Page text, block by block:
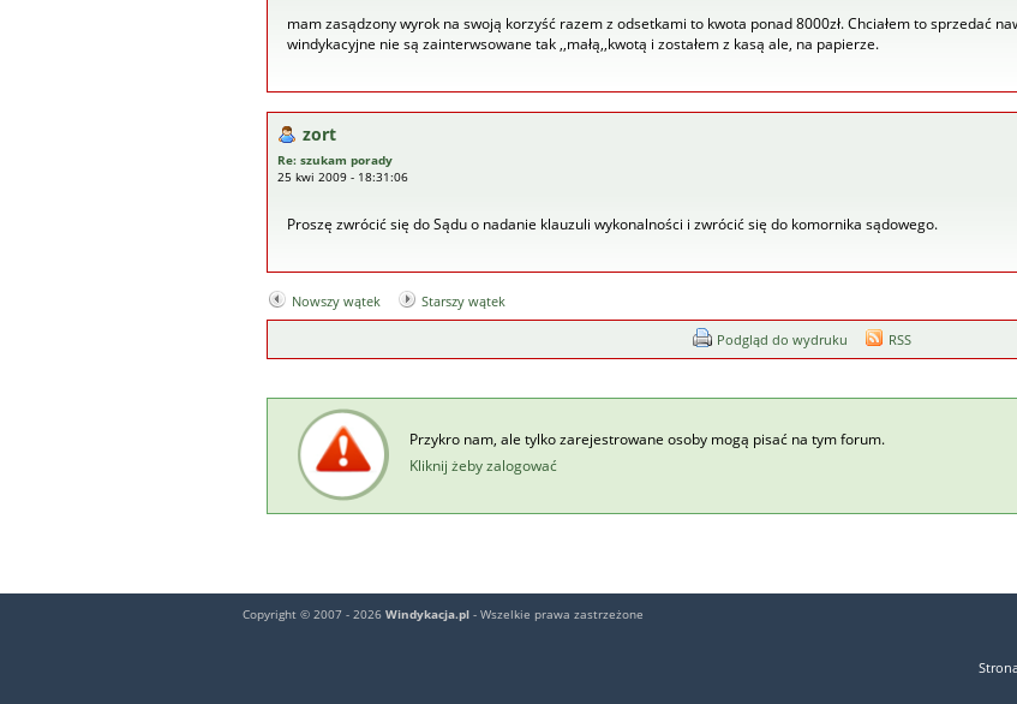
mam zasądzony wyrok na swoją korzyść razem z odsetkami to kwota ponad 8000zł. Chciałem to sprzedać
windykacyjne nie są zainterwsowane tak ,,małą,,kwotą i zostałem z kasą ale, na papierze.
zort
Re: szukam porady
25 kwi 2009 - 18:31:06
Proszę zwrócić się do Sądu o nadanie klauzuli wykonalności i zwrócić się do komornika sądowego.
Nowszy wątek Starszy wątek
Podgląd do wydruku RSS
Przykro nam, ale tylko zarejestrowane osoby mogą pisać na tym forum.
Kliknij żeby zalogować
Copyright © 2007 - 2026 Windykacja.pl - Wszelkie prawa zastrzeżone